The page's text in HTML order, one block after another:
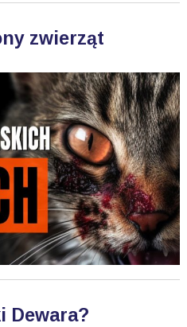
zwierząt
Dewara?